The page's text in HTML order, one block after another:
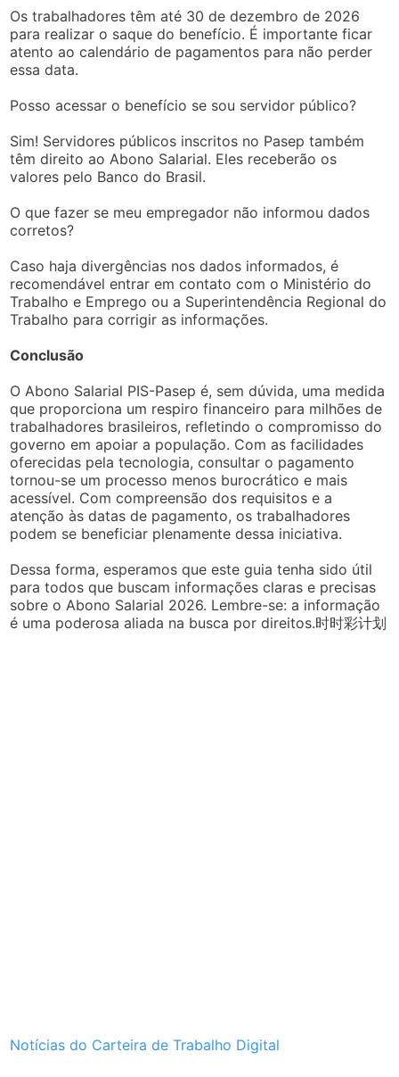
Os trabalhadores têm até 30 de dezembro de 2026
para realizar o saque do benefício. É importante ficar
atento ao calendário de pagamentos para não perder
essa data.
Posso acessar o benefício se sou servidor público?
Sim! Servidores públicos inscritos no Pasep também
têm direito ao Abono Salarial. Eles receberão os
valores pelo Banco do Brasil.
O que fazer se meu empregador não informou dados
corretos?
Caso haja divergências nos dados informados, é
recomendável entrar em contato com o Ministério do
Trabalho e Emprego ou a Superintendência Regional do
Trabalho para corrigir as informações.
Conclusão
O Abono Salarial PIS-Pasep é, sem dúvida, uma medida
que proporciona um respiro financeiro para milhões de
trabalhadores brasileiros, refletindo o compromisso do
governo em apoiar a população. Com as facilidades
oferecidas pela tecnologia, consultar o pagamento
tornou-se um processo menos burocrático e mais
acessível. Com compreensão dos requisitos e a
atenção às datas de pagamento, os trabalhadores
podem se beneficiar plenamente dessa iniciativa.
Dessa forma, esperamos que este guia tenha sido útil
para todos que buscam informações claras e precisas
sobre o Abono Salarial 2026. Lembre-se: a informação
é uma poderosa aliada na busca por direitos.时时彩计划
Notícias do Carteira de Trabalho Digital